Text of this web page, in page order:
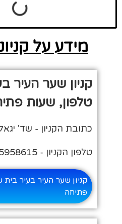
מידע על
קניון שער העיר
טלפון, שעות
כתובת הקניון - שד'
טלפון הקניון - 02-5958615
קניון שער העיר בעיר
פתיחה